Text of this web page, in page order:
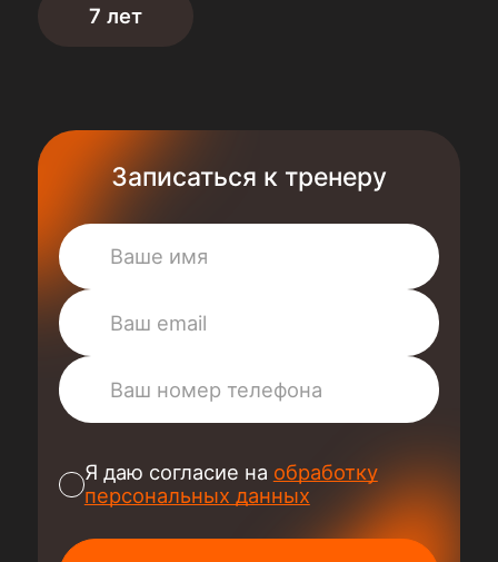
7 лет
Записаться к тренеру
Я даю согласие на обработку
персональных данных